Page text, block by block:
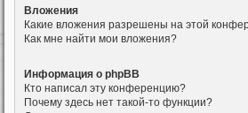
Вложения
Какие вложения разрешены на этой
Как мне найти мои вложения?
Информация о phpBB
Кто написал эту конференцию?
Почему здесь нет такой-то функции?